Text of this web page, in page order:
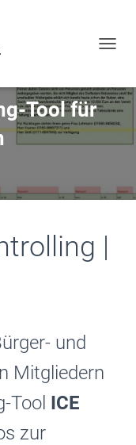
Tool für
|
und
Mitgliedern
Tool ICE
zur